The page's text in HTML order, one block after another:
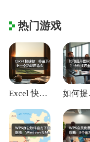
热门游戏
Excel 快捷键：移至下/上一个功能区 如何